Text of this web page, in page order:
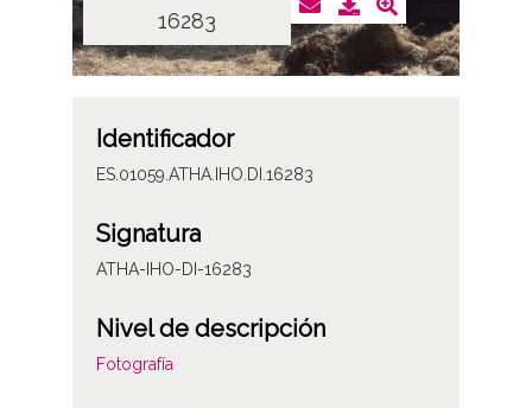
16283
Identificador
ES.01059.ATHA.IHO.DI.16283
Signatura
ATHA-IHO-DI-16283
Nivel de descripción
Fotografía